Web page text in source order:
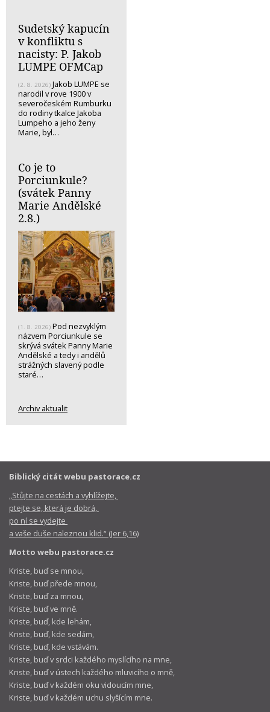
Sudetský kapucín
v konfliktu s
nacisty: P. Jakob
LUMPE OFMCap
(2. 8. 2026) Jakob LUMPE se
narodil v rove 1900 v
severočeském Rumburku
do rodiny tkalce Jakoba
Lumpeho a jeho ženy
Marie, byl…
Co je to
Porciunkule?
(svátek Panny
Marie Andělské
2.8.)
(1. 8. 2026) Pod nezvyklým
názvem Porciunkule se
skrývá svátek Panny Marie
Andělské a tedy i andělů
strážných slavený podle
staré…
Archiv aktualit
Biblický citát webu pastorace.cz
„Stůjte na cestách a vyhlížejte,
ptejte se, která je dobrá,
po ní se vydejte
a vaše duše naleznou klid.“ (Jer 6,16)
Motto webu pastorace.cz
Kriste, buď se mnou,
Kriste, buď přede mnou,
Kriste, buď za mnou,
Kriste, buď ve mně.
Kriste, buď, kde lehám,
Kriste, buď, kde sedám,
Kriste, buď, kde vstávám.
Kriste, buď v srdci každého myslícího na mne,
Kriste, buď v ústech každého mluvicího o mně,
Kriste, buď v každém oku vidoucím mne,
Kriste, buď v každém uchu slyšícím mne.